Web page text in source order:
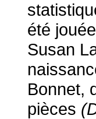
été
Susan
Bonnet,
pièces